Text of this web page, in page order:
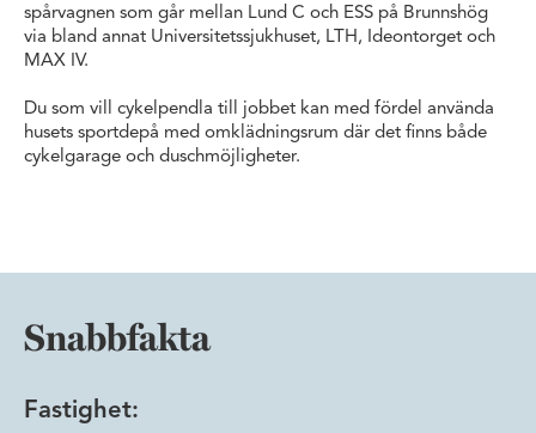
spårvagnen som går mellan Lund C och ESS på Brunnshög
via bland annat Universitetssjukhuset, LTH, Ideontorget och
MAX IV.
Du som vill cykelpendla till jobbet kan med fördel använda
husets sportdepå med omklädningsrum där det finns både
cykelgarage och duschmöjligheter.
Snabbfakta
Fastighet: